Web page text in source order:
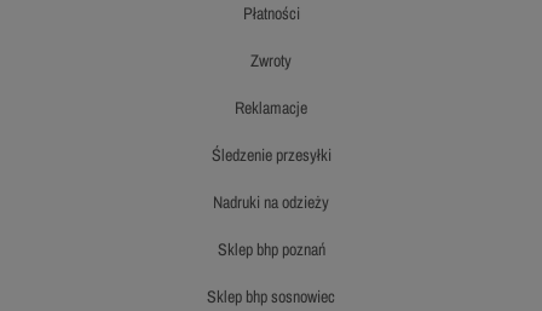
płatności
zwroty
reklamacje
śledzenie przesyłki
nadruki na odzieży
sklep bhp poznań
sklep bhp sosnowiec